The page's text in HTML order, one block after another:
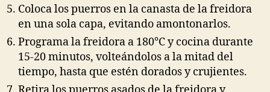
Coloca los puerros en la canasta de la freidora
en una sola capa, evitando amontonarlos.
Programa la freidora a 180°C y cocina durante
15-20 minutos, volteándolos a la mitad del
tiempo, hasta que estén dorados y crujientes.